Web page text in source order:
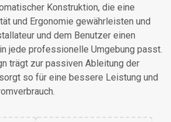
Konstruktion, die eine
und Ergonomie gewährleisten und
und dem Benutzer einen
jede professionelle Umgebung passt.
trägt zur passiven Ableitung der
so für eine bessere Leistung und